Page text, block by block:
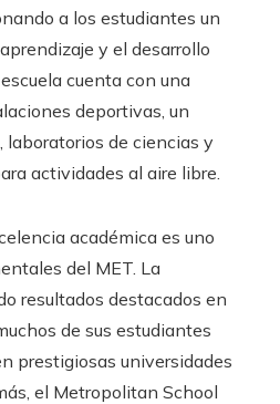
a los estudiantes un
y el desarrollo
cuenta con una
deportivas, un
de ciencias y
actividades al aire libre.
académica es uno
del MET. La
resultados destacados en
de sus estudiantes
prestigiosas universidades
el Metropolitan School